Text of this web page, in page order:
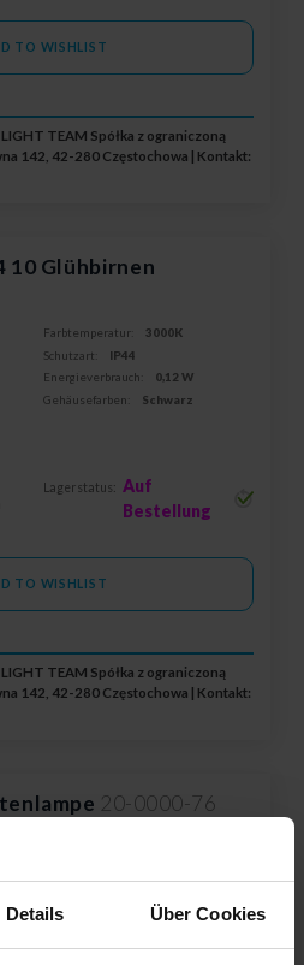
Details Über Cookies
TO WISHLIST
TEAM Spółka z ograniczoną
142, 42-280 Częstochowa | Kontakt:
10 Glühbirnen
Farbtemperatur:
3000K
Schutzart:
IP44
Energieverbrauch:
0,12 W
Gehäusefarben:
Schwarz
Lagerstatus: Auf
Bestellung
TO WISHLIST
TEAM Spółka z ograniczoną
142, 42-280 Częstochowa | Kontakt:
20-0000-76
Gehäusefarben:
Schwarz